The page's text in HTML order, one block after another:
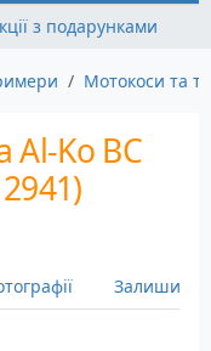
з подарунками
Мотокоси та
Al-Ko BC
Залишити